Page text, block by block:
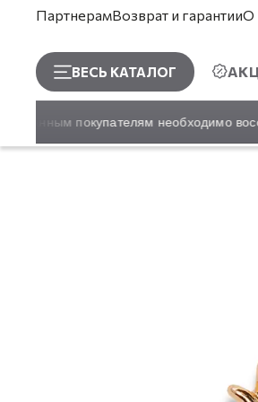
ПартнерамВозврат и гарантииО
ВЕСЬ КАТАЛОГ
покупателям необходимо